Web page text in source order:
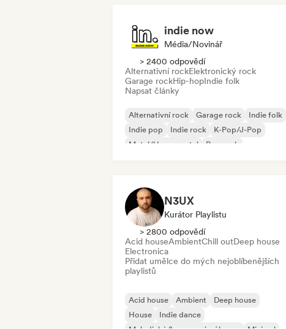
indie now
Média/novinář
> 2400 odpovědí
Alternativní rockElektronický rock
Garage rockHip-hopIndie folk
Napsat články
Alternativní rock Garage rock
Indie folk
Indie pop
Indie rock
K-Pop/J-Pop
Metal/Heavy metal
Pop rock
N3UX
Kurátor Playlistu
> 2800 odpovědí
Acid houseAmbientChill outDeep house
Electronica
Přidat umělce do mých nejoblíbenějších
playlistů
Acid house Ambient
Deep house
House
Indie dance